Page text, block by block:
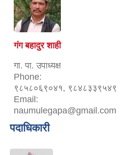
गंग बहादुर शाही
गा. पा. उपाध्यक्ष
Phone:
९८५८०६९०४१, ९८४८३३९५४९
Email:
naumulegapa@gmail.com
पदाधिकारी